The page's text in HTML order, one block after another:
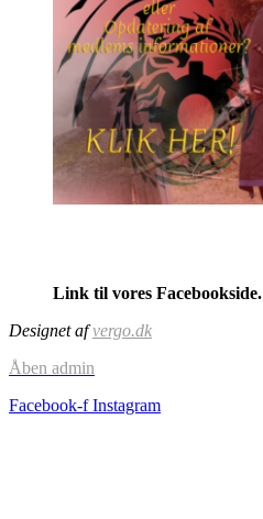
Link til vores Facebookside.
Designet afvergo.dk
Åben admin
Facebook-f Instagram